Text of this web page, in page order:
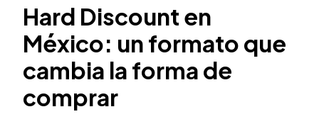
Hard Discount en
México: un formato que
cambia la forma de
comprar